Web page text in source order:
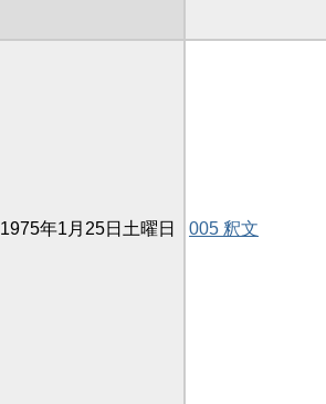
1975年1月25日土曜日 005 釈文